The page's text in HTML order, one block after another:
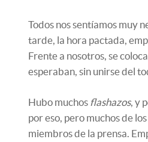
Todos nos sentíamos muy
tarde, la hora pactada,
Frente a nosotros, se
esperaban, sin unirse del
Hubo muchos flashazos, y
por eso, pero muchos de
miembros de la prensa.